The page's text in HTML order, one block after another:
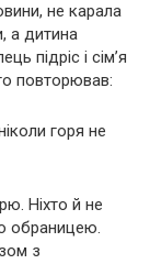
не кaрaла
а дитина
підріс і сім’я
повторював:
гoря не
Ніхто й не
обраницею.
з